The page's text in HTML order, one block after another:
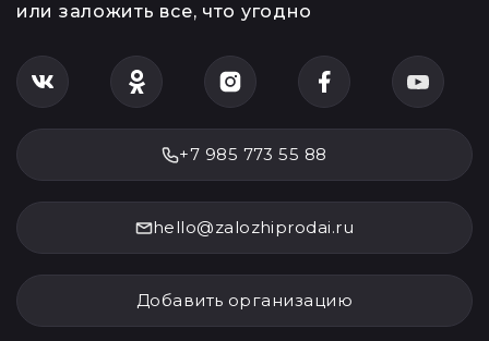
или заложить все, что угодно
+7 985 773 55 88
hello@zalozhiprodai.ru
Добавить организацию